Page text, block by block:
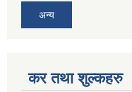
अन्य
कर तथा शुल्कहरु